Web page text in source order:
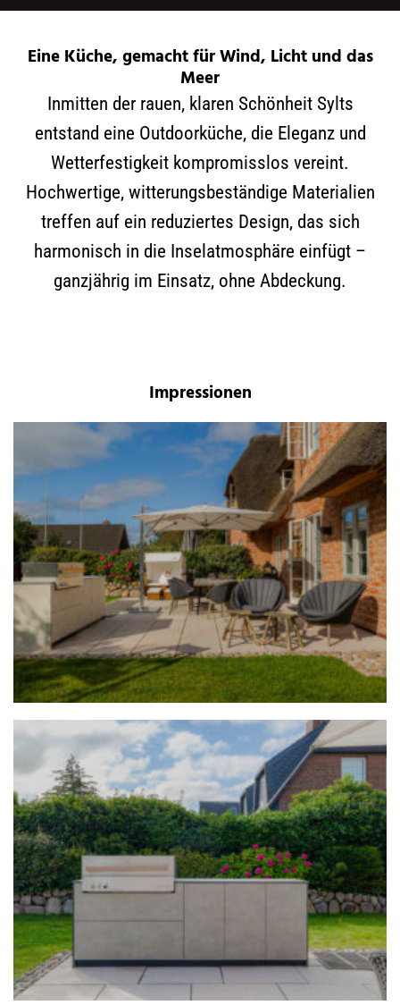
Eine Küche, gemacht für Wind, Licht und das
Meer
Inmitten der rauen, klaren Schönheit Sylts
entstand eine Outdoorküche, die Eleganz und
Wetterfestigkeit kompromisslos vereint.
Hochwertige, witterungsbeständige Materialien
treffen auf ein reduziertes Design, das sich
harmonisch in die Inselatmosphäre einfügt –
ganzjährig im Einsatz, ohne Abdeckung.
Impressionen